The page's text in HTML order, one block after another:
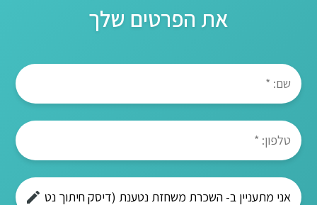
את הפרטים שלך